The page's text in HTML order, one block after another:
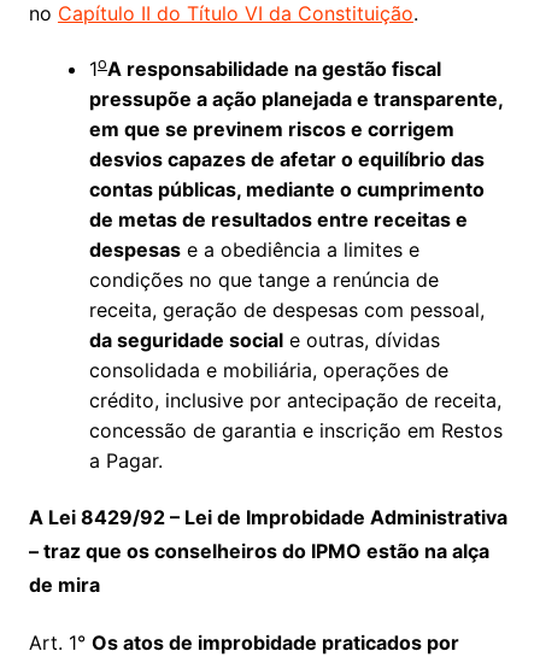
no Capítulo II do Título VI da Constituição.
1oA responsabilidade na gestão fiscal
pressupõe a ação planejada e transparente,
em que se previnem riscos e corrigem
desvios capazes de afetar o equilíbrio das
contas públicas, mediante o cumprimento
de metas de resultados entre receitas e
despesase a obediência a limites e
condições no que tange a renúncia de
receita, geração de despesas com pessoal,
da seguridade sociale outras, dívidas
consolidada e mobiliária, operações de
crédito, inclusive por antecipação de receita,
concessão de garantia e inscrição em Restos
a Pagar.
A Lei 8429/92 – Lei de Improbidade Administrativa
– traz que os conselheiros do IPMO estão na alça
de mira
Art. 1° Os atos de improbidade praticados por